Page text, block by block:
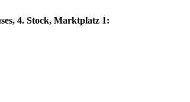
4. Stock, Marktplatz 1: